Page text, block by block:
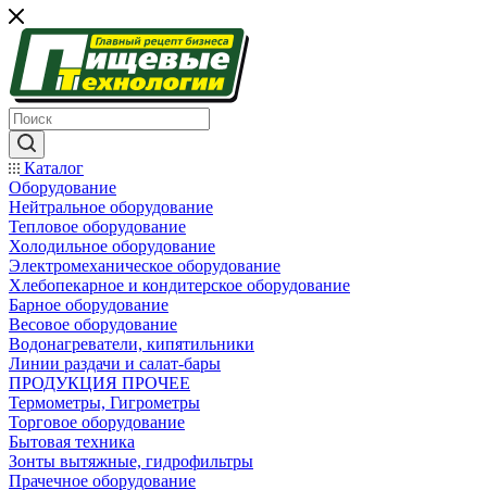
Каталог
Оборудование
Нейтральное оборудование
Тепловое оборудование
Холодильное оборудование
Электромеханическое оборудование
Хлебопекарное и кондитерское оборудование
Барное оборудование
Весовое оборудование
Водонагреватели, кипятильники
Линии раздачи и салат-бары
ПРОДУКЦИЯ ПРОЧЕЕ
Термометры, Гигрометры
Торговое оборудование
Бытовая техника
Зонты вытяжные, гидрофильтры
Прачечное оборудование